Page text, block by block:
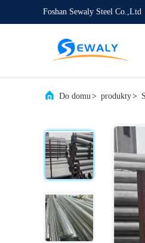
Foshan Sewaly Steel Co.,Ltd
Do domu> produkty>